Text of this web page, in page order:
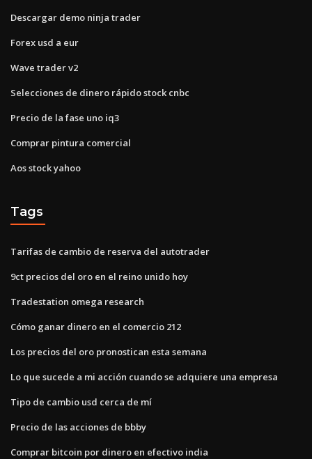
Descargar demo ninja trader
Forex usd a eur
Wave trader v2
Selecciones de dinero rápido stock cnbc
Precio de la fase uno iq3
Comprar pintura comercial
Aos stock yahoo
Tags
Tarifas de cambio de reserva del autotrader
9ct precios del oro en el reino unido hoy
Tradestation omega research
Cómo ganar dinero en el comercio 212
Los precios del oro pronostican esta semana
Lo que sucede a mi acción cuando se adquiere una empresa
Tipo de cambio usd cerca de mí
Precio de las acciones de bbby
Comprar bitcoin por dinero en efectivo india